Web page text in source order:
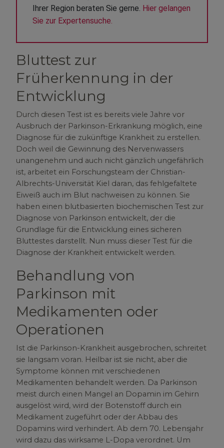
Ihrer Region beraten Sie gerne. Hier gelangen
Sie zur Expertensuche.
Bluttest zur
Früherkennung in der
Entwicklung
Durch diesen Test ist es bereits viele Jahre vor
Ausbruch der Parkinson-Erkrankung möglich, eine
Diagnose für die zukünftige Krankheit zu erstellen.
Doch weil die Gewinnung des Nervenwassers
unangenehm und auch nicht gänzlich ungefährlich
ist, arbeitet ein Forschungsteam der Christian-
Albrechts-Universität Kiel daran, das fehlgefaltete
Eiweiß auch im Blut nachweisen zu können. Sie
haben einen blutbasierten biochemischen Test zur
Diagnose von Parkinson entwickelt, der die
Grundlage für die Entwicklung eines sicheren
Bluttestes darstellt. Nun muss dieser Test für die
Diagnose der Krankheit entwickelt werden.
Behandlung von
Parkinson mit
Medikamenten oder
Operationen
Ist die Parkinson-Krankheit ausgebrochen, schreitet
sie langsam voran. Heilbar ist sie nicht, aber die
Symptome können mit verschiedenen
Medikamenten behandelt werden. Da Parkinson
meist durch einen Mangel an Dopamin im Gehirn
ausgelöst wird, wird der Botenstoff durch ein
Medikament zugeführt oder der Abbau des
Dopamins wird verhindert. Ab dem 70. Lebensjahr
wird dazu das wirksame L-Dopa verordnet. Um